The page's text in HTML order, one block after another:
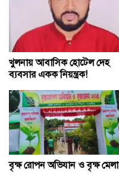
খুলনায় আবাসিক হোটেল দেহ
ব্যবসার একক নিয়ন্ত্রক!
বৃক্ষ রোপন অভিযান ও বৃক্ষ মেলা